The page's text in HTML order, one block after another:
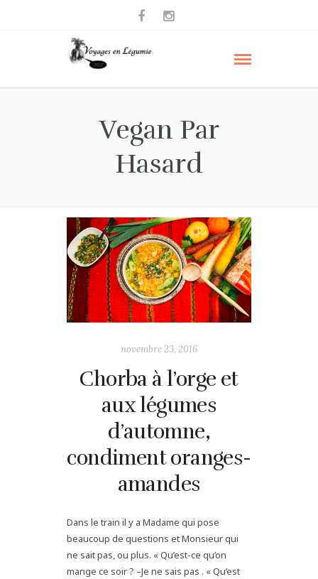
Vegan Par
Hasard
novembre 23, 2016
Chorba à l’orge et
aux légumes
d’automne,
condiment oranges-
amandes
Dans le train il y a Madame qui pose
beaucoup de questions et Monsieur qui
ne sait pas, ou plus. « Qu’est-ce qu’on
mange ce soir ? –Je ne sais pas . « Qu’est